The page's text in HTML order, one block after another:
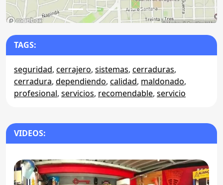
TAGS:
seguridad, cerrajero, sistemas, cerraduras,
cerradura, dependiendo, calidad, maldonado,
profesional, servicios, recomendable, servicio
VIDEOS: